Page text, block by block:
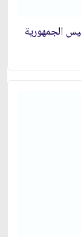
الجمهورية